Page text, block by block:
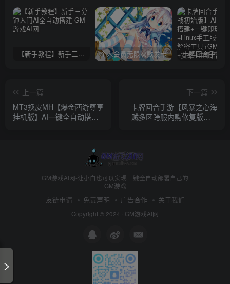
【新手教程】新手三分钟入门AI全自动搭建 个人会员无限次数发卡
上一篇
MT3换皮MH【爆金西游尊享
挂机版】AI一键全自动搭建
下一篇
卡牌回合手游【风暴之心海
贼多区跨服内购修复版】AI
GM游戏AI网-让小白也可以实现一键全自动部署自己的
GM游戏
友链申请 免责声明 广告合作 关于我们
Copyright © 2024 · GM游戏AI网